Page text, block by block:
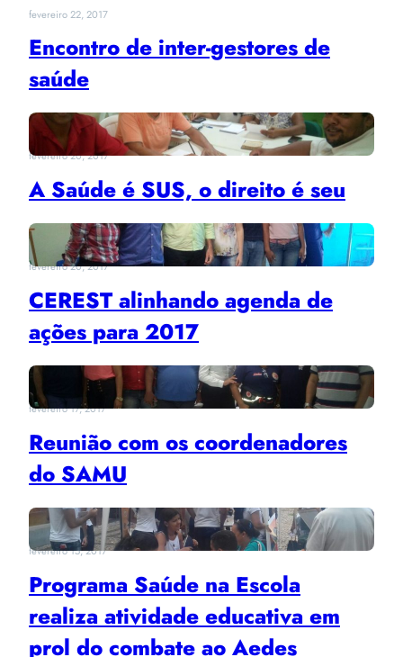
fevereiro 22, 2017
Encontro de inter-gestores de
saúde
fevereiro 20, 2017
A Saúde é SUS, o direito é seu
fevereiro 20, 2017
CEREST alinhando agenda de
ações para 2017
fevereiro 17, 2017
Reunião com os coordenadores
do SAMU
fevereiro 15, 2017
Programa Saúde na Escola
realiza atividade educativa em
prol do combate ao Aedes